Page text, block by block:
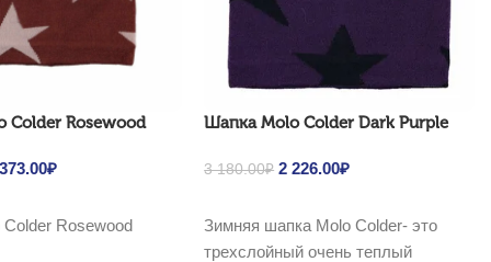
Colder Rosewood
price was: 3
₽
Rosewood
Шапка Molo Colder Dark Purple
3 180.00₽ Original price was: 3
2 226.00₽
Зимняя шапка Molo Colder- это
трехслойный очень теплый